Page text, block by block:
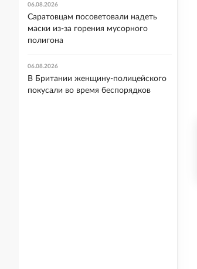
06.08.2026
Саратовцам посоветовали надеть
маски из-за горения мусорного
полигона
06.08.2026
В Британии женщину-полицейского
покусали во время беспорядков